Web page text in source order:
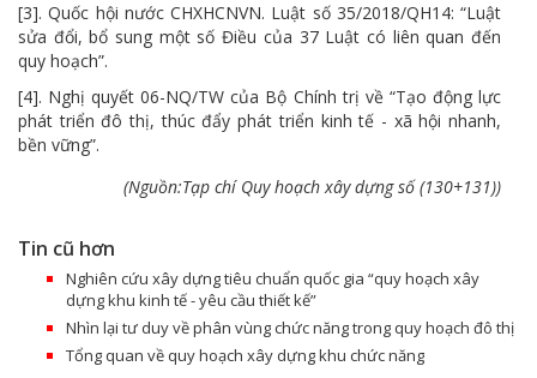
[3]. Quốc hội nước CHXHCNVN. Luật số 35/2018/QH14: “Luật
sửa đổi, bổ sung một số Điều của 37 Luật có liên quan đến
quy hoạch”.
[4]. Nghị quyết 06-NQ/TW của Bộ Chính trị về “Tạo động lực
phát triển đô thị, thúc đẩy phát triển kinh tế - xã hội nhanh,
bền vững”.
(Nguồn:Tạp chí Quy hoạch xây dựng số (130+131))
Tin cũ hơn
Nghiên cứu xây dựng tiêu chuẩn quốc gia “quy hoạch xây
dựng khu kinh tế - yêu cầu thiết kế”
Nhìn lại tư duy về phân vùng chức năng trong quy hoạch đô thị
Tổng quan về quy hoạch xây dựng khu chức năng